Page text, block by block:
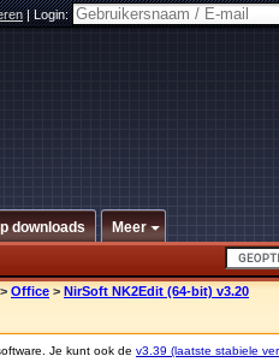
|Login:
downloads Meer
> Office > NirSoft NK2Edit (64-bit) v3.20
Je kunt ook de v3.39 (laatste stabiele